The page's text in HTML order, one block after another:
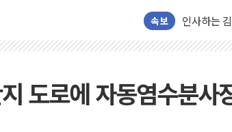
속보
[속보] 민주
[속보] 민주
이번주 국
美, 이란전
도로에 자동염수분사